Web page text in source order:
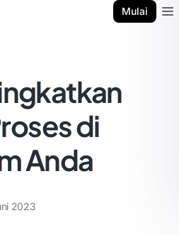
Mulai
di
Anda
2023